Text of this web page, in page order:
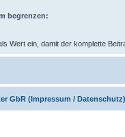
begrenzen:
Wert ein, damit der komplette
GbR (Impressum / Datenschutz)